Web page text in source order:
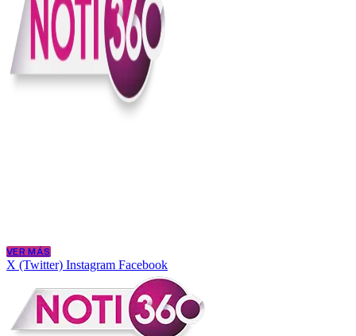
VER MÁS
X (Twitter) Instagram Facebook